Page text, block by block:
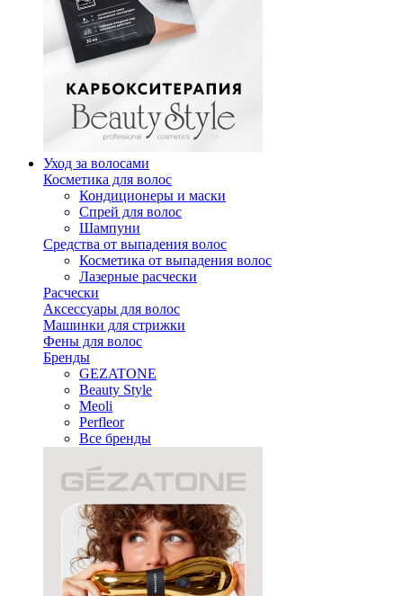
Уход за волосами
Косметика для волос
Кондиционеры и маски
Спрей для волос
Шампуни
Средства от выпадения волос
Косметика от выпадения волос
Лазерные расчески
Расчески
Аксессуары для волос
Машинки для стрижки
Фены для волос
Бренды
GEZATONE
Beauty Style
Meoli
Perfleor
Все бренды